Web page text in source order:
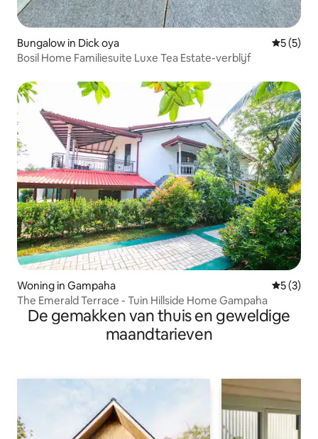
Bungalow in Dick oya
5 (5)
Bosil Home Familiesuite Luxe Tea Estate-verblijf
Woning in Gampaha
5 (3)
The Emerald Terrace - Tuin Hillside Home Gampaha
De gemakken van thuis en geweldige
maandtarieven